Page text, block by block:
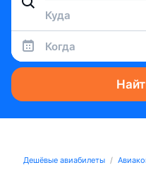
Когда
Дешёвые авиабилеты